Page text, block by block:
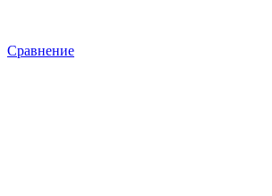
Сравнение